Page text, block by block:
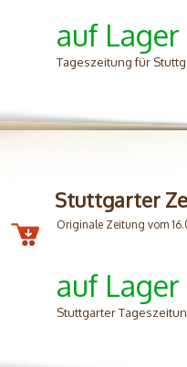
auf
Tageszeitung für
Stuttgarter
Originale Zeitung vom
auf
Stuttgarter